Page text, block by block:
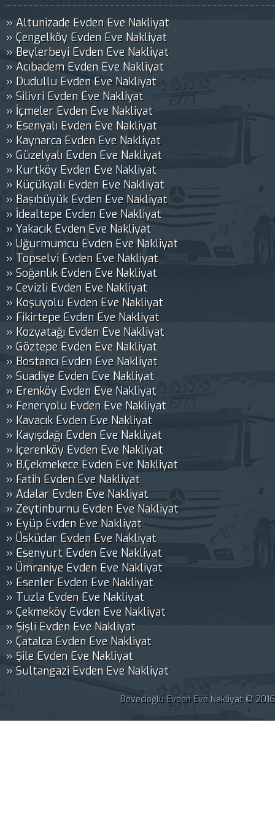
» Altunizade Evden Eve Nakliyat
» Çengelköy Evden Eve Nakliyat
» Beylerbeyi Evden Eve Nakliyat
» Acıbadem Evden Eve Nakliyat
» Dudullu Evden Eve Nakliyat
» Silivri Evden Eve Nakliyat
» İçmeler Evden Eve Nakliyat
» Esenyalı Evden Eve Nakliyat
» Kaynarca Evden Eve Nakliyat
» Güzelyalı Evden Eve Nakliyat
» Kurtköy Evden Eve Nakliyat
» Küçükyalı Evden Eve Nakliyat
» Başıbüyük Evden Eve Nakliyat
» İdealtepe Evden Eve Nakliyat
» Yakacık Evden Eve Nakliyat
» Uğurmumcu Evden Eve Nakliyat
» Topselvi Evden Eve Nakliyat
» Soğanlık Evden Eve Nakliyat
» Cevizli Evden Eve Nakliyat
» Koşuyolu Evden Eve Nakliyat
» Fikirtepe Evden Eve Nakliyat
» Kozyatağı Evden Eve Nakliyat
» Göztepe Evden Eve Nakliyat
» Bostancı Evden Eve Nakliyat
» Suadiye Evden Eve Nakliyat
» Erenköy Evden Eve Nakliyat
» Feneryolu Evden Eve Nakliyat
» Kavacık Evden Eve Nakliyat
» Kayışdağı Evden Eve Nakliyat
» İçerenköy Evden Eve Nakliyat
» B.Çekmekece Evden Eve Nakliyat
» Fatih Evden Eve Nakliyat
» Adalar Evden Eve Nakliyat
» Zeytinburnu Evden Eve Nakliyat
» Eyüp Evden Eve Nakliyat
» Üsküdar Evden Eve Nakliyat
» Esenyurt Evden Eve Nakliyat
» Ümraniye Evden Eve Nakliyat
» Esenler Evden Eve Nakliyat
» Tuzla Evden Eve Nakliyat
» Çekmeköy Evden Eve Nakliyat
» Şişli Evden Eve Nakliyat
» Çatalca Evden Eve Nakliyat
» Şile Evden Eve Nakliyat
» Sultangazi Evden Eve Nakliyat
Devecioğlu Evden Eve Nakliyat © 2016